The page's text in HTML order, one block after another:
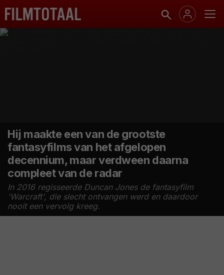
Hij maakte een van de grootste
fantasyfilms van het afgelopen
decennium, maar verdween daarna
compleet van de radar
In 2016 regisseerde Duncan Jones de fantasyfilm
'Warcraft', die slecht ontvangen werd en daardoor
nooit een vervolg kreeg.